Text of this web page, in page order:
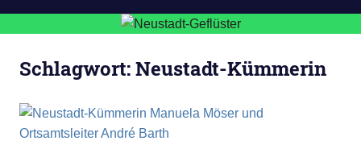
Schlagwort:Neustadt-Kümmerin